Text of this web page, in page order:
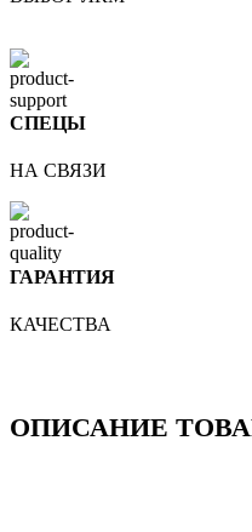
СПЕЦЫ
НА СВЯЗИ
ГАРАНТИЯ
КАЧЕСТВА
ОПИСАНИЕ